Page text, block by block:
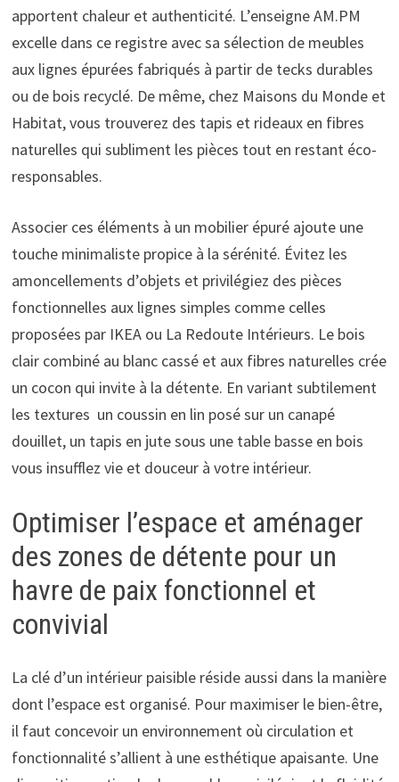
apportent chaleur et authenticité. L’enseigne AM.PM
excelle dans ce registre avec sa sélection de meubles
aux lignes épurées fabriqués à partir de tecks durables
ou de bois recyclé. De même, chez Maisons du Monde et
Habitat, vous trouverez des tapis et rideaux en fibres
naturelles qui subliment les pièces tout en restant éco-
responsables.
Associer ces éléments à un mobilier épuré ajoute une
touche minimaliste propice à la sérénité. Évitez les
amoncellements d’objets et privilégiez des pièces
fonctionnelles aux lignes simples comme celles
proposées par IKEA ou La Redoute Intérieurs. Le bois
clair combiné au blanc cassé et aux fibres naturelles crée
un cocon qui invite à la détente. En variant subtilement
les textures un coussin en lin posé sur un canapé
douillet, un tapis en jute sous une table basse en bois
vous insufflez vie et douceur à votre intérieur.
Optimiser l’espace et aménager
des zones de détente pour un
havre de paix fonctionnel et
convivial
La clé d’un intérieur paisible réside aussi dans la manière
dont l’espace est organisé. Pour maximiser le bien-être,
il faut concevoir un environnement où circulation et
fonctionnalité s’allient à une esthétique apaisante. Une